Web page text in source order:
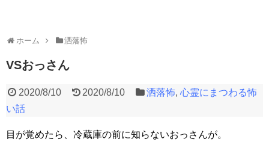
ホーム 洒落怖
VSおっさん
2020/8/10 2020/8/10 洒落怖,心霊にまつわる怖
い話
目が覚めたら、冷蔵庫の前に知らないおっさんが。